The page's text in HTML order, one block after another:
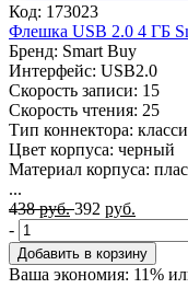
Код: 173023
Флешка USB 2.0 4 ГБ
Бренд: Smart Buy
Интерфейс: USB2.0
Скорость записи: 15
Скорость чтения: 25
Тип коннектора:
Цвет корпуса: черный
Материал корпуса:
...
438руб. 392 руб.
-
Добавить в корзину
Ваша экономия: 11%